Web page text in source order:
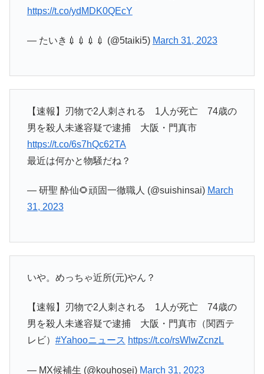
https://t.co/ydMDK0QEcY
— たいき💉💉💉💉 (@5taiki5) March 31, 2023
【速報】刃物で2人刺される 1人が死亡 74歳の
男を殺人未遂容疑で逮捕 大阪・門真市
https://t.co/6s7hQc62TA
最近は何かと物騒だね？
— 研聖 酔仙🌻頑固一徹職人 (@suishinsai) March
31, 2023
いや。めっちゃ近所(元)やん？
【速報】刃物で2人刺される 1人が死亡 74歳の
男を殺人未遂容疑で逮捕 大阪・門真市（関西テ
レビ） #Yahooニュース https://t.co/rsWlwZcnzL
— MX候補生 (@kouhosei) March 31, 2023